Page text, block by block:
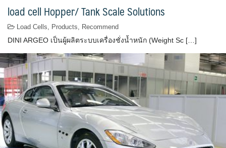
load cell Hopper/ Tank Scale Solutions
Load Cells Products Recommend
DINI ARGEO เป็นผู้ผลิตระบบเครื่องชั่งน้ำหนัก (Weight Sc […]